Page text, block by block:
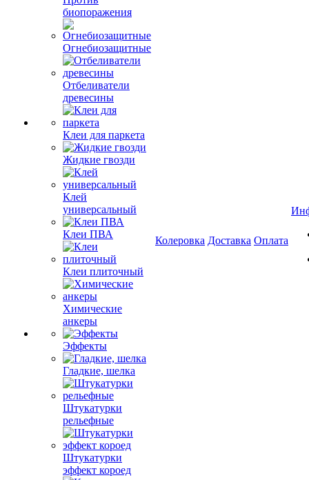
биопоражения
Огнебиозащитные
Отбеливатели
древесины
Клеи для паркета
Жидкие гвозди
Клей
универсальный
Клеи ПВА
Клеи плиточный
Химические
анкеры
Эффекты
Гладкие, шелка
Штукатурки
рельефные
Штукатурки
эффект короед
Колеровка Доставка Оплата